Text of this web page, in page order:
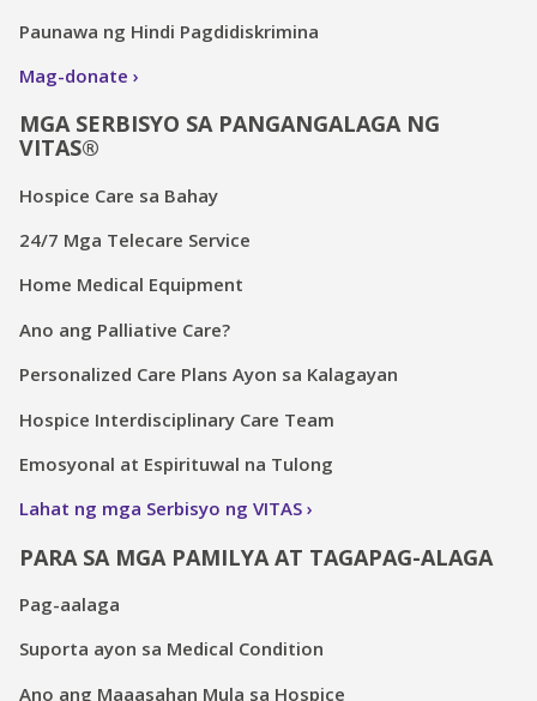
Paunawa ng Hindi Pagdidiskrimina
Mag-donate
MGA SERBISYO SA PANGANGALAGA NG
VITAS®
Hospice Care sa Bahay
24/7 Mga Telecare Service
Home Medical Equipment
Ano ang Palliative Care?
Personalized Care Plans Ayon sa Kalagayan
Hospice Interdisciplinary Care Team
Emosyonal at Espirituwal na Tulong
Lahat ng mga Serbisyo ng VITAS
PARA SA MGA PAMILYA AT TAGAPAG-ALAGA
Pag-aalaga
Suporta ayon sa Medical Condition
Ano ang Maaasahan Mula sa Hospice